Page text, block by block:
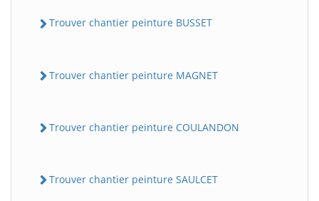
Trouver chantier peinture BUSSET
Trouver chantier peinture MAGNET
Trouver chantier peinture COULANDON
Trouver chantier peinture SAULCET